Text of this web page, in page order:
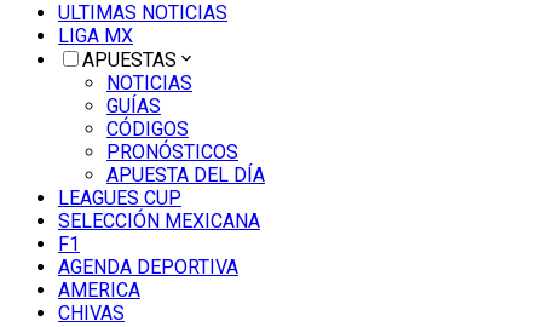
ULTIMAS NOTICIAS
LIGA MX
APUESTAS
NOTICIAS
GUÍAS
CÓDIGOS
PRONÓSTICOS
APUESTA DEL DÍA
LEAGUES CUP
SELECCIÓN MEXICANA
F1
AGENDA DEPORTIVA
AMERICA
CHIVAS